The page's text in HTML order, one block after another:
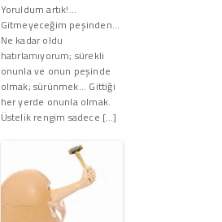
Yoruldum artık!...
Gitmeyeceğim peşinden...
Ne kadar oldu
hatırlamıyorum; sürekli
onunla ve onun peşinde
olmak; sürünmek... Gittiği
her yerde onunla olmak.
Üstelik rengim sadece […]